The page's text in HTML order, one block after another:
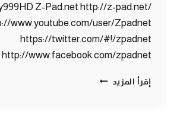
Z-Pad.net http://z-pad.net/
www.youtube.com/user/Zpadnet
https://twitter.com/#!/zpadnet
http://www.facebook.com/zpadnet
إقرأ المزيد ماين